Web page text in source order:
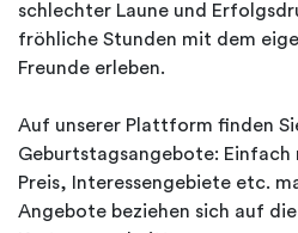
schlechter Laune und
fröhliche Stunden mit dem
Freunde erleben.
Auf unserer Plattform finden
Geburtstagsangebote: Einfach
Preis, Interessengebiete etc.
Angebote beziehen sich auf